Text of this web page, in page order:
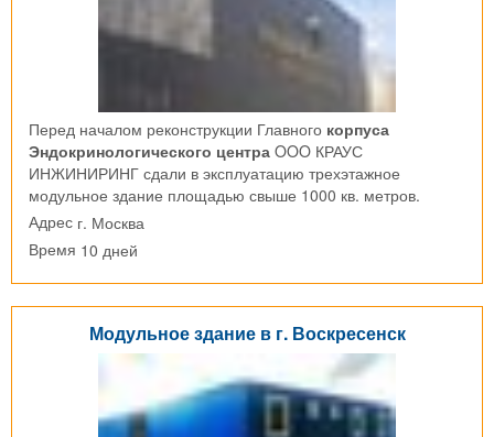
Перед началом реконструкции Главного корпуса
Эндокринологического центра OOO КРАУС
ИНЖИНИРИНГ сдали в эксплуатацию трехэтажное
модульное здание площадью свыше 1000 кв. метров.
Адрес г. Москва
Время 10 дней
Модульное здание в г. Воскресенск